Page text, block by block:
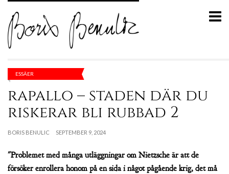
ESSÄER
rapallo – staden där du
riskerar bli rubbad 2
BORIS BENULIC SEPTEMBER 9, 2024
"Problemet med många utläggningar om Nietzsche är att de
försöker enrollera honom på en sida i något pågående krig, det må